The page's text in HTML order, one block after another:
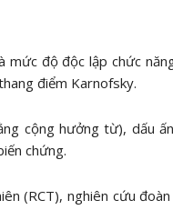
mức độ độc lập chức
điểm Karnofsky.
cộng hưởng từ), dấu
chứng.
(RCT), nghiên cứu